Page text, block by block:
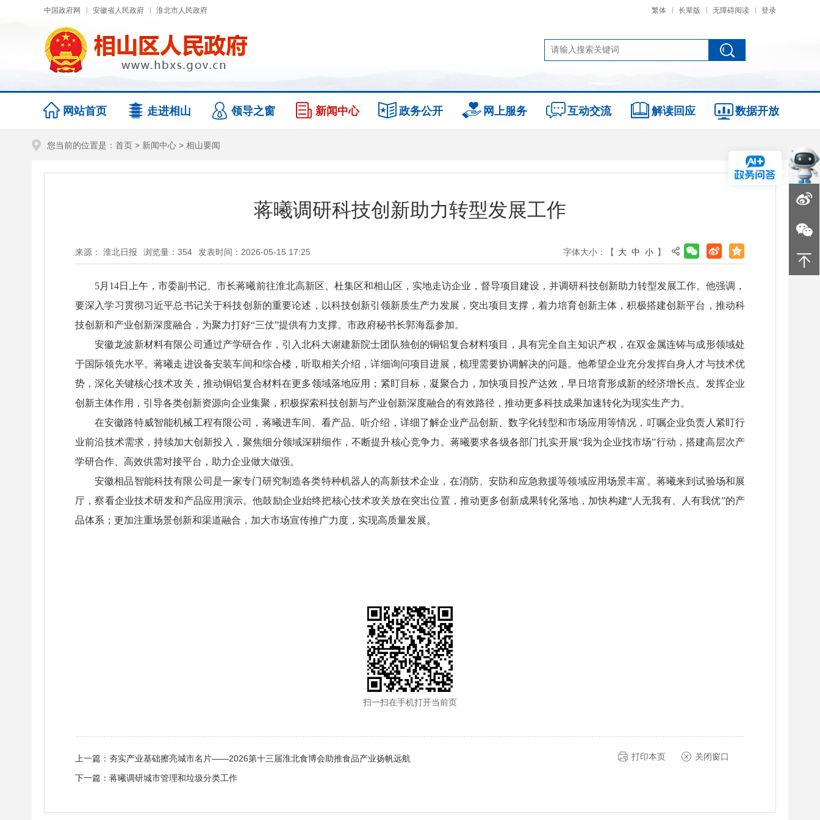
中国政府网 安徽省人民政府 淮北市人民政府 繁体 长辈版 无障碍阅读 登录
网站首页 走进相山 领导之窗 新闻中心 政务公开 网上服务 互动交流 解读回应 数据开放
您当前的位置是： 首页 > 新闻中心 > 相山要闻
蒋曦调研科技创新助力转型发展工作
来源： 淮北日报 浏览量： 354 发表时间：2026-05-15 17:25 字体大小：【 大 中 小 】
5月14日上午，市委副书记、市长蒋曦前往淮北高新区、杜集区和相山区，实地走访企业，督导项目建设，并调研科技创新助力转型发展工作。他强调，
要深入学习贯彻习近平总书记关于科技创新的重要论述，以科技创新引领新质生产力发展，突出项目支撑，着力培育创新主体，积极搭建创新平台，推动科
技创新和产业创新深度融合，为聚力打好“三仗”提供有力支撑。市政府秘书长郭海磊参加。
安徽龙波新材料有限公司通过产学研合作，引入北科大谢建新院士团队独创的铜铝复合材料项目，具有完全自主知识产权，在双金属连铸与成形领域处
于国际领先水平。蒋曦走进设备安装车间和综合楼，听取相关介绍，详细询问项目进展，梳理需要协调解决的问题。他希望企业充分发挥自身人才与技术优
势，深化关键核心技术攻关，推动铜铝复合材料在更多领域落地应用；紧盯目标，凝聚合力，加快项目投产达效，早日培育形成新的经济增长点。发挥企业
创新主体作用，引导各类创新资源向企业集聚，积极探索科技创新与产业创新深度融合的有效路径，推动更多科技成果加速转化为现实生产力。
在安徽路特威智能机械工程有限公司，蒋曦进车间、看产品、听介绍，详细了解企业产品创新、数字化转型和市场应用等情况，叮嘱企业负责人紧盯行
业前沿技术需求，持续加大创新投入，聚焦细分领域深耕细作，不断提升核心竞争力。蒋曦要求各级各部门扎实开展“我为企业找市场”行动，搭建高层次产
学研合作、高效供需对接平台，助力企业做大做强。
安徽相品智能科技有限公司是一家专门研究制造各类特种机器人的高新技术企业，在消防、安防和应急救援等领域应用场景丰富。蒋曦来到试验场和展
厅，察看企业技术研发和产品应用演示。他鼓励企业始终把核心技术攻关放在突出位置，推动更多创新成果转化落地，加快构建“人无我有、人有我优”的产
品体系；更加注重场景创新和渠道融合，加大市场宣传推广力度，实现高质量发展。
扫一扫在手机打开当前页
打印本页 关闭窗口
上一篇： 夯实产业基础擦亮城市名片——2026第十三届淮北食博会助推食品产业扬帆远航
下一篇： 蒋曦调研城市管理和垃圾分类工作